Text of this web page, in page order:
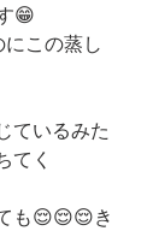
😁
この蒸し
ているみた
てく
も😌😌😌き